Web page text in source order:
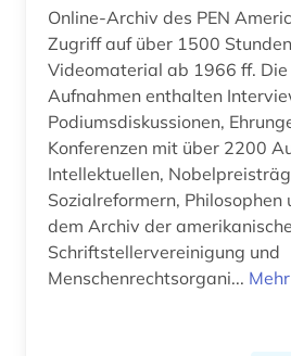
volkskunst (1)
volkswirtschaft (1)
vortrag (2)
weltraum (1)
wirtschaft (2)
wochenschau (1)
Online-Archiv des PEN
Zugriff auf über 1500
Videomaterial ab 1966 ff.
Aufnahmen enthalten
Podiumsdiskussionen,
Konferenzen mit über 2200
Intellektuellen,
Sozialreformern, Philosophen
dem Archiv der
Schriftstellervereinigung und
Menschenrechtsorgani...